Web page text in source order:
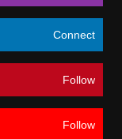
Connect
Follow
Follow